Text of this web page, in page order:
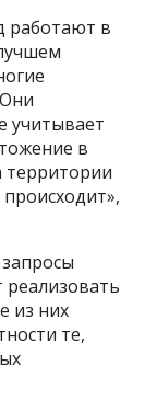
работают в
учитывает
в
из них
те,